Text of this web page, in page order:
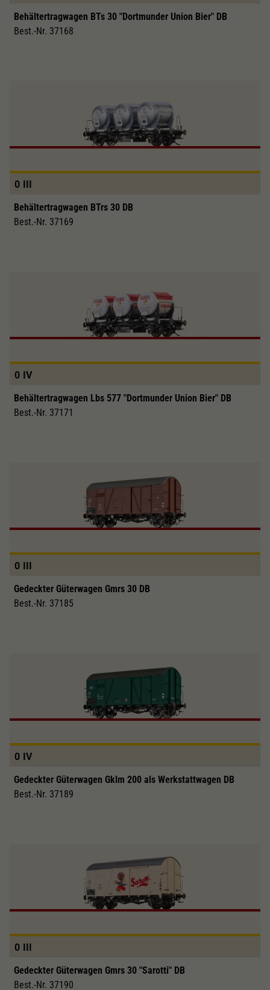
Behältertragwagen BTs 30 "Dortmunder Union Bier" DB
Best.-Nr. 37168
0 III
Behältertragwagen BTrs 30 DB
Best.-Nr. 37169
0 IV
Behältertragwagen Lbs 577 "Dortmunder Union Bier" DB
Best.-Nr. 37171
0 III
Gedeckter Güterwagen Gmrs 30 DB
Best.-Nr. 37185
0 IV
Gedeckter Güterwagen Gklm 200 als Werkstattwagen DB
Best.-Nr. 37189
0 III
Gedeckter Güterwagen Gmrs 30 "Sarotti" DB
Best.-Nr. 37190